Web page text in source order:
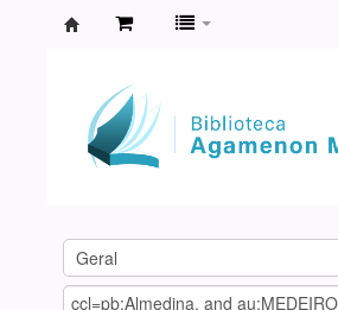
Agamenon
Magalhães